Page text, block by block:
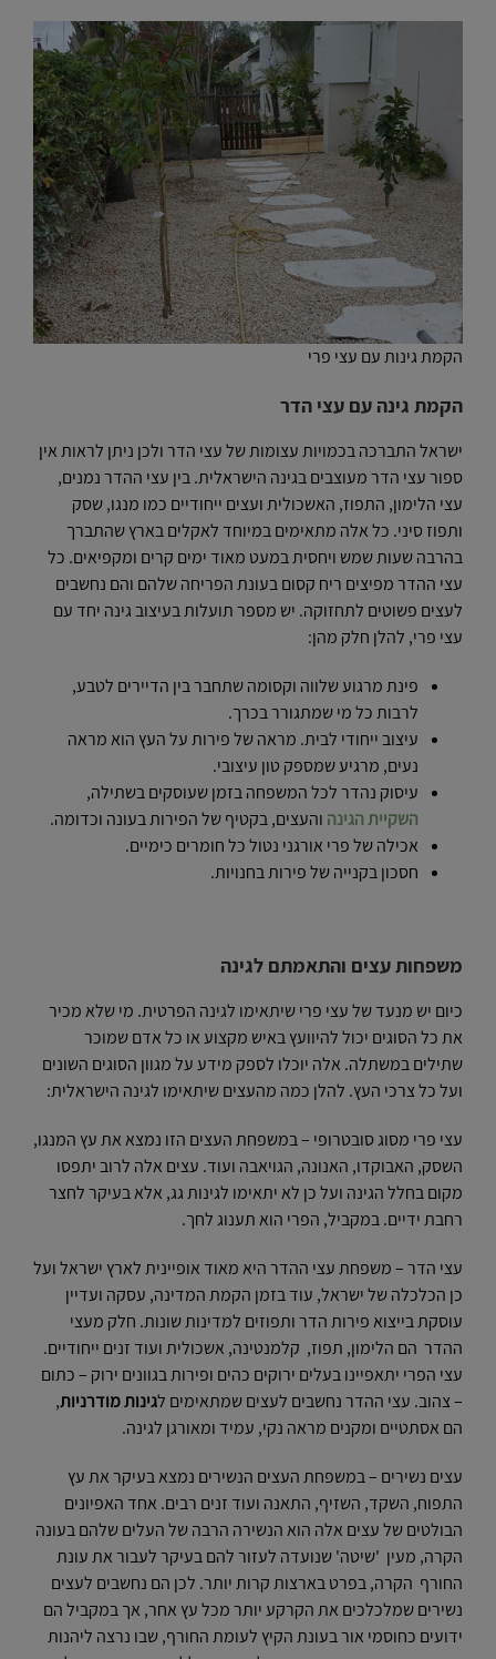
הקמת גינות עם עצי פרי
הקמת גינה עם עצי הדר
ישראל התברכה בכמויות עצומות של עצי הדר ולכן ניתן לראות אין
ספור עצי הדר מעוצבים בגינה הישראלית. בין עצי ההדר נמנים,
עצי הלימון, התפוז, האשכולית ועצים ייחודיים כמו מנגו, שסק
ותפוז סיני. כל אלה מתאימים במיוחד לאקלים בארץ שהתברך
בהרבה שעות שמש ויחסית במעט מאוד ימים קרים ומקפיאים. כל
עצי ההדר מפיצים ריח קסום בעונת הפריחה שלהם והם נחשבים
לעצים פשוטים לתחזוקה. יש מספר תועלות בעיצוב גינה יחד עם
עצי פרי, להלן חלק מהן:
פינת מרגוע שלווה וקסומה שתחבר בין הדיירים לטבע,
לרבות כל מי שמתגורר בכרך.
עיצוב ייחודי לבית. מראה של פירות על העץ הוא מראה
נעים, מרגיע שמספק טון עיצובי.
עיסוק נהדר לכל המשפחה בזמן שעוסקים בשתילה,
השקיית הגינה והעצים, בקטיף של הפירות בעונה וכדומה.
אכילה של פרי אורגני נטול כל חומרים כימיים.
חסכון בקנייה של פירות בחנויות.
משפחות עצים והתאמתם לגינה
כיום יש מנעד של עצי פרי שיתאימו לגינה הפרטית. מי שלא מכיר
את כל הסוגים יכול להיוועץ באיש מקצוע או כל אדם שמוכר
שתילים במשתלה. אלה יוכלו לספק מידע על מגוון הסוגים השונים
ועל כל צרכי העץ. להלן כמה מהעצים שיתאימו לגינה הישראלית:
עצי פרי מסוג סובטרופי – במשפחת העצים הזו נמצא את עץ המנגו,
השסק, האבוקדו, האנונה, הגויאבה ועוד. עצים אלה לרוב יתפסו
מקום בחלל הגינה ועל כן לא יתאימו לגינות גג, אלא בעיקר לחצר
רחבת ידיים. במקביל, הפרי הוא תענוג לחך.
עצי הדר – משפחת עצי ההדר היא מאוד אופיינית לארץ ישראל ועל
כן הכלכלה של ישראל, עוד בזמן הקמת המדינה, עסקה ועדיין
עוסקת בייצוא פירות הדר ותפוזים למדינות שונות. חלק מעצי
ההדר הם הלימון, תפוז, קלמנטינה, אשכולית ועוד זנים ייחודיים.
עצי הפרי יתאפיינו בעלים ירוקים כהים ופירות בגוונים ירוק – כתום
– צהוב. עצי ההדר נחשבים לעצים שמתאימים לגינותמודרניות,
הם אסתטיים ומקנים מראה נקי, עמיד ומאורגן לגינה.
עצים נשירים – במשפחת העצים הנשירים נמצא בעיקר את עץ
התפוח, השקד, השזיף, התאנה ועוד זנים רבים. אחד האפיונים
הבולטים של עצים אלה הוא הנשירה הרבה של העלים שלהם בעונה
הקרה, מעין 'שיטה' שנועדה לעזור להם בעיקר לעבור את עונת
החורף הקרה, בפרט בארצות קרות יותר. לכן הם נחשבים לעצים
נשירים שמלכלכים את הקרקע יותר מכל עץ אחר, אך במקביל הם
ידועים כחוסמי אור בעונת הקיץ לעומת החורף, שבו נרצה ליהנות